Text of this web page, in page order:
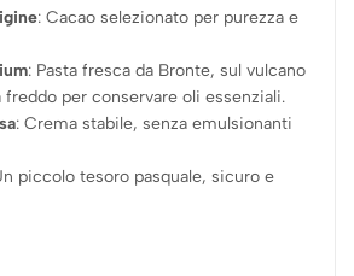
: Cacao selezionato per purezza e
: Pasta fresca da Bronte, sul vulcano
freddo per conservare oli essenziali.
: Crema stabile, senza emulsionanti
piccolo tesoro pasquale, sicuro e